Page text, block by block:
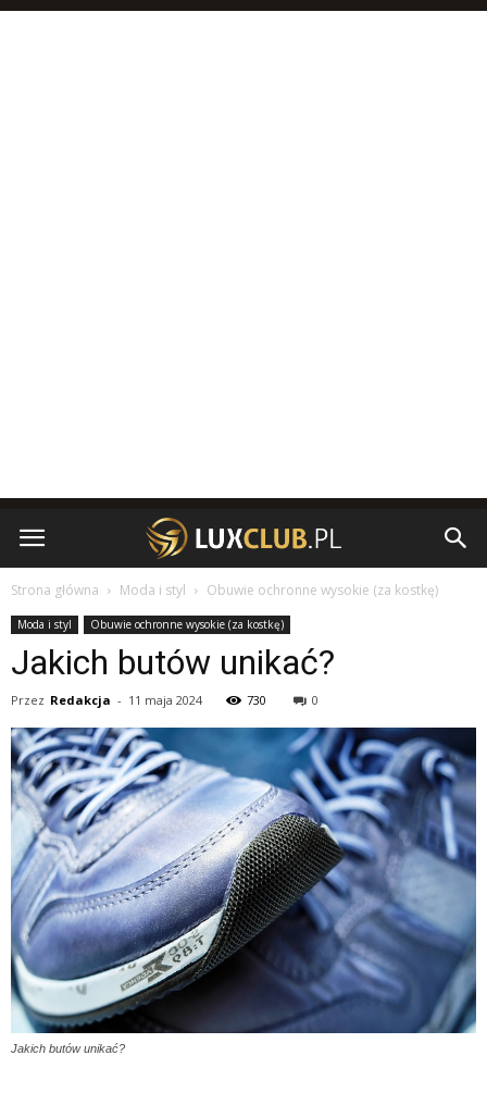
Strona główna Moda i styl Obuwie ochronne wysokie (za kostkę)
Moda i styl Obuwie ochronne wysokie (za kostkę)
Jakich butów unikać?
Przez Redakcja - 11 maja 2024 730 0
Jakich butów unikać?